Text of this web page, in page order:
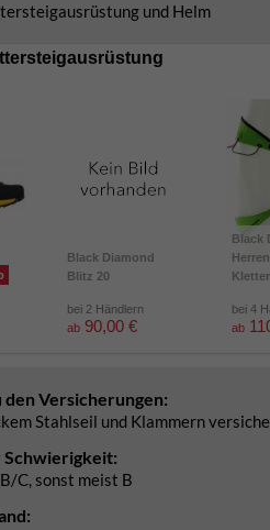
und Helm
Black Diamond
Blitz 20
bei 2 Händlern
ab 90,00 €
Black
bei 4
ab
den Versicherungen:
Stahlseil und Klammern
Schwierigkeit:
C, sonst meist B